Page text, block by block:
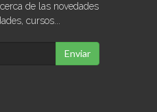
de las novedades
cursos...
Enviar